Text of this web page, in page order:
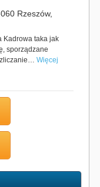
Rzeszów,
Kadrowa taka jak
sporządzane
Więcej